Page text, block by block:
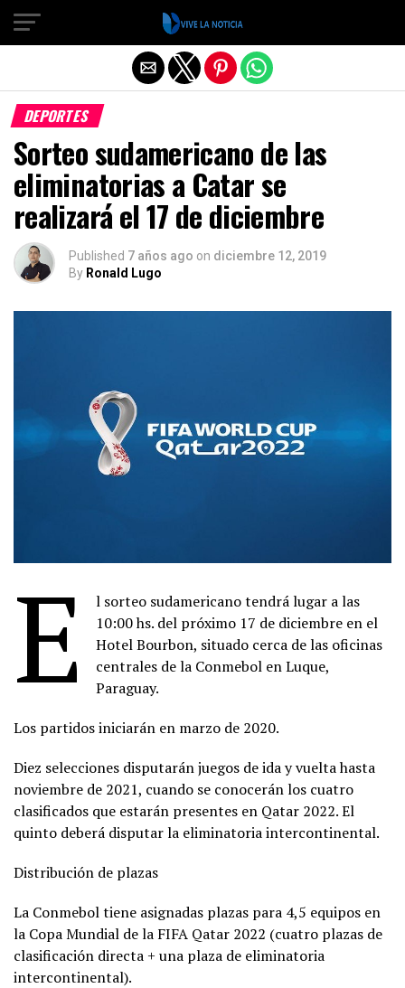
DEPORTES
Sorteo sudamericano de las
eliminatorias a Catar se
realizará el 17 de diciembre
Published 7 años ago on diciembre 12, 2019
By Ronald Lugo
E
l sorteo sudamericano tendrá lugar a las
10:00 hs. del próximo 17 de diciembre en el
Hotel Bourbon, situado cerca de las oficinas
centrales de la Conmebol en Luque,
Paraguay.
Los partidos iniciarán en marzo de 2020.
Diez selecciones disputarán juegos de ida y vuelta hasta
noviembre de 2021, cuando se conocerán los cuatro
clasificados que estarán presentes en Qatar 2022. El
quinto deberá disputar la eliminatoria intercontinental.
Distribución de plazas
La Conmebol tiene asignadas plazas para 4,5 equipos en
la Copa Mundial de la FIFA Qatar 2022 (cuatro plazas de
clasificación directa + una plaza de eliminatoria
intercontinental).
Salir de la versión móvil